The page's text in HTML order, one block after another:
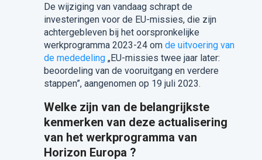
De wijziging van vandaag schrapt de
investeringen voor de EU-missies, die zijn
achtergebleven bij het oorspronkelijke
werkprogramma 2023-24 om de uitvoering van
de mededeling „EU-missies twee jaar later:
beoordeling van de vooruitgang en verdere
stappen”, aangenomen op 19 juli 2023.
Welke zijn van de belangrijkste
kenmerken van deze actualisering
van het werkprogramma van
Horizon Europa ?